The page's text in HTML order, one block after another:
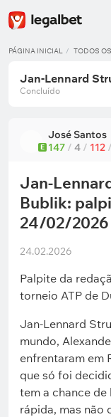
PÁGINA INICIAL TODOS
Jan-Lennard
Concluído
E
José Santos
147 / 4 / 112 /
Jan-
Bublik:
24/02/2026
24.02.2026
Palpite da
torneio ATP de
Jan-Lennard
mundo,
enfrentaram em
que só foi
tem a chance
rápida, mas não